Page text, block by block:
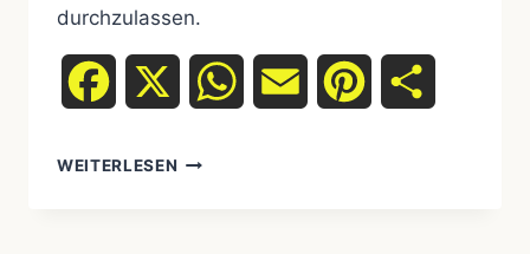
durchzulassen.
Facebook WhatsAppEmail Pinterest
WEITERLESEN TRAUMFÄNGER: